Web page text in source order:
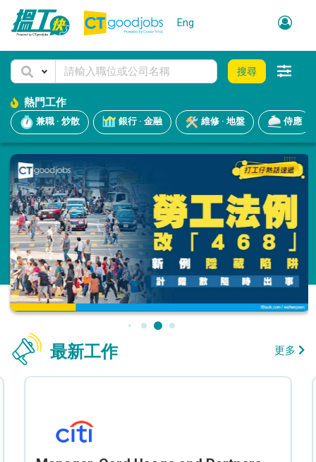
Eng
搜尋
熱門工作
兼職 · 炒散 銀行 · 金融 維修 · 地盤 侍應
最新工作 更多